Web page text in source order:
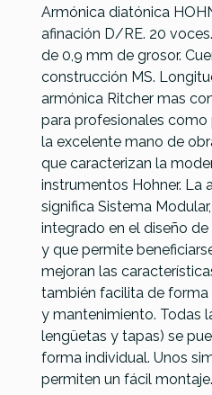
Armónica diatónica
afinación D/RE. 20
de 0,9 mm de grosor.
construcción MS.
armónica Ritcher mas
para profesionales como
la excelente mano de
que caracterizan la
instrumentos Hohner. La
significa Sistema
integrado en el diseño
y que permite
mejoran las
también facilita de forma
y mantenimiento. Todas
lengüetas y tapas) se
forma individual. Unos
permiten un fácil
Referencia
Armonica
Hohner
Pro Harp
MS FA-F
mayor 20
voces
Armonica
Hohner
Marine
Band RE-
D mayor
20 voces
No hay